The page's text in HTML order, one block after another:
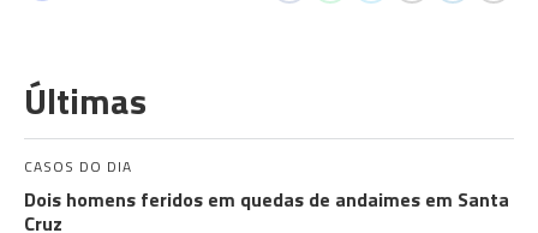
Últimas
CASOS DO DIA
Dois homens feridos em quedas de andaimes em Santa
Cruz